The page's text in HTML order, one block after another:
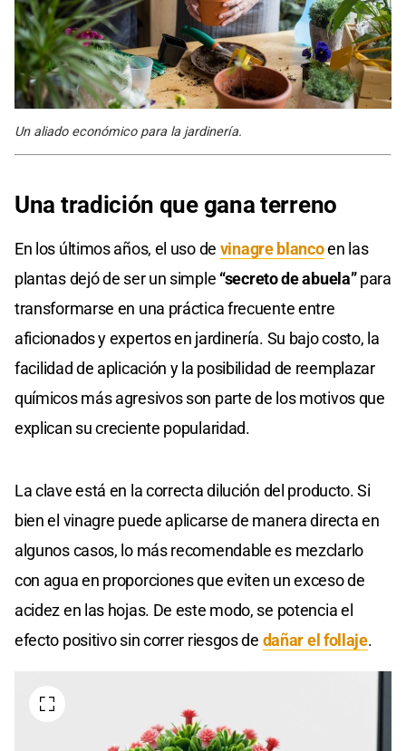
Un aliado económico para la jardinería.
Una tradición que gana terreno
En los últimos años, el uso de vinagre blancoen las
plantas dejó de ser un simple “secreto de abuela”para
transformarse en una práctica frecuente entre
aficionados y expertos en jardinería. Su bajo costo, la
facilidad de aplicación y la posibilidad de reemplazar
químicos más agresivos son parte de los motivos que
explican su creciente popularidad.
La clave está en la correcta dilución del producto. Si
bien el vinagre puede aplicarse de manera directa en
algunos casos, lo más recomendable es mezclarlo
con agua en proporciones que eviten un exceso de
acidez en las hojas. De este modo, se potencia el
efecto positivo sin correr riesgos de dañar el follaje.